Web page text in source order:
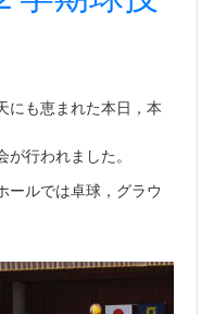
にも恵まれた本日，本
行われました。
ールでは卓球，グラウ